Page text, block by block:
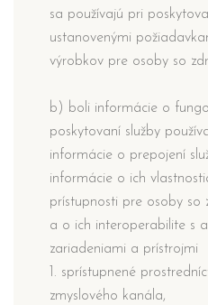
sa používajú pri
ustanovenými
výrobkov pre osoby so
b) boli informácie o
poskytovaní služby
informácie o prepojení
informácie o ich
prístupnosti pre osoby so
a o ich interoperabilite s
zariadeniami a prístrojmi
1. sprístupnené
zmyslového kanála,